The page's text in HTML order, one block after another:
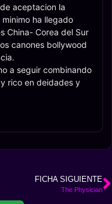
aceptacion la
ha llegado
China- Corea del Sur
canones bollywood
a seguir combinando
rico en deidades y
FICHA SIGUIENTE
The Physician